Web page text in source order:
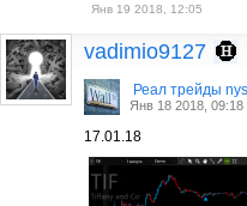
Янв 19 2018, 12:05
vadimio9127
Реал трейды
Янв 18 2018, 09:18
17.01.18